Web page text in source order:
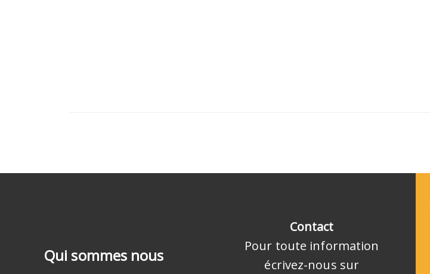
Qui sommes nous
Contact
Pour toute information
écrivez-nous sur